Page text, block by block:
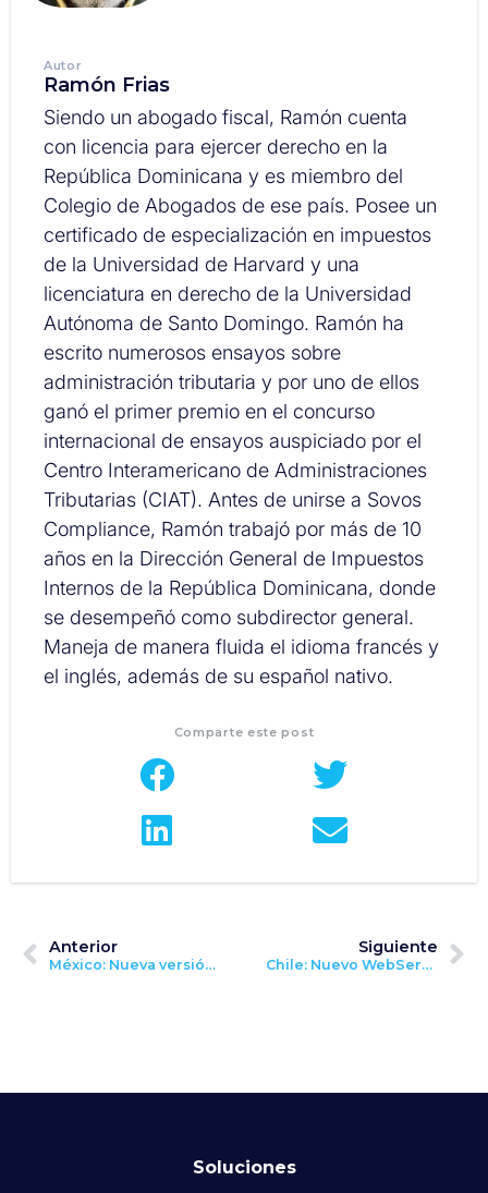
Autor
Ramón Frias
Siendo un abogado fiscal, Ramón cuenta
con licencia para ejercer derecho en la
República Dominicana y es miembro del
Colegio de Abogados de ese país. Posee un
certificado de especialización en impuestos
de la Universidad de Harvard y una
licenciatura en derecho de la Universidad
Autónoma de Santo Domingo. Ramón ha
escrito numerosos ensayos sobre
administración tributaria y por uno de ellos
ganó el primer premio en el concurso
internacional de ensayos auspiciado por el
Centro Interamericano de Administraciones
Tributarias (CIAT). Antes de unirse a Sovos
Compliance, Ramón trabajó por más de 10
años en la Dirección General de Impuestos
Internos de la República Dominicana, donde
se desempeñó como subdirector general.
Maneja de manera fluida el idioma francés y
el inglés, además de su español nativo.
Comparte este post
Anterior
México: Nueva versión del Catálogo CFDI – 11 de junio de 2021
Siguiente
Chile: Nuevo WebService para emisores de un alto número de BHEs
Soluciones